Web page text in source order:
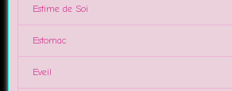
Estime de Soi
Estomac
Eveil